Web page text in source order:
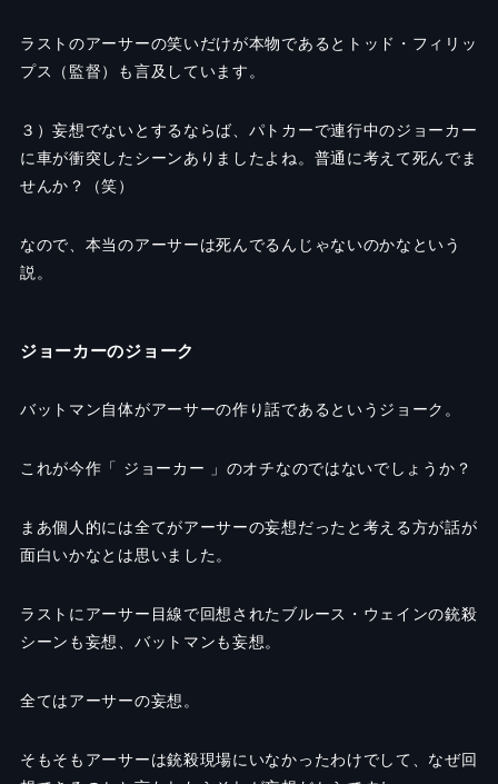
ラストのアーサーの笑いだけが本物であるとトッド・フィリッ
プス（監督）も言及しています。
３）妄想でないとするならば、パトカーで連行中のジョーカー
に車が衝突したシーンありましたよね。普通に考えて死んでま
せんか？（笑）
なので、本当のアーサーは死んでるんじゃないのかなという
説。
ジョーカーのジョーク
バットマン自体がアーサーの作り話であるというジョーク。
これが今作「 ジョーカー 」のオチなのではないでしょうか？
まあ個人的には全てがアーサーの妄想だったと考える方が話が
面白いかなとは思いました。
ラストにアーサー目線で回想されたブルース・ウェインの銃殺
シーンも妄想、バットマンも妄想。
全てはアーサーの妄想。
そもそもアーサーは銃殺現場にいなかったわけでして、なぜ回